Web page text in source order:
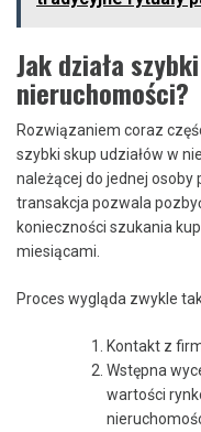
Jak działa
nieruchomości?
Rozwiązaniem coraz
szybki skup udziałów w
należącej do jednej
transakcja pozwala
konieczności szukania
miesiącami.
Proces wygląda zwykle
Kontakt z
Wstępna
wartości